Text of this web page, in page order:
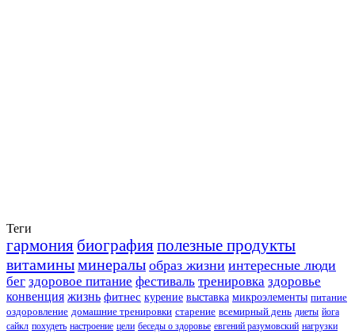
Теги
гармония биографияполезные продукты
витаминыминералы образ жизни интересные люди
бег здоровое питание фестиваль тренировка здоровье
конвенция жизнь фитнес курение выставка микроэлементы питание
оздоровление домашние тренировки старение всемирный день диеты йога
сайкл похудеть настроение цели беседы о здоровье евгений разумовский нагрузки